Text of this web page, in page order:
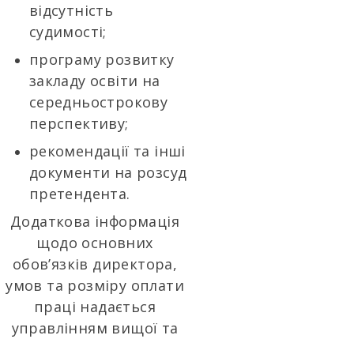
відсутність
судимості;
програму розвитку
закладу освіти на
середньострокову
перспективу;
рекомендації та інші
документи на розсуд
претендента.
Додаткова інформація
щодо основних
обов’язків директора,
умов та розміру оплати
праці надається
управлінням вищої та